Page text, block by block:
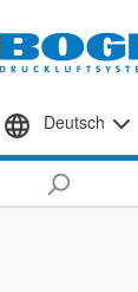
Deutsch